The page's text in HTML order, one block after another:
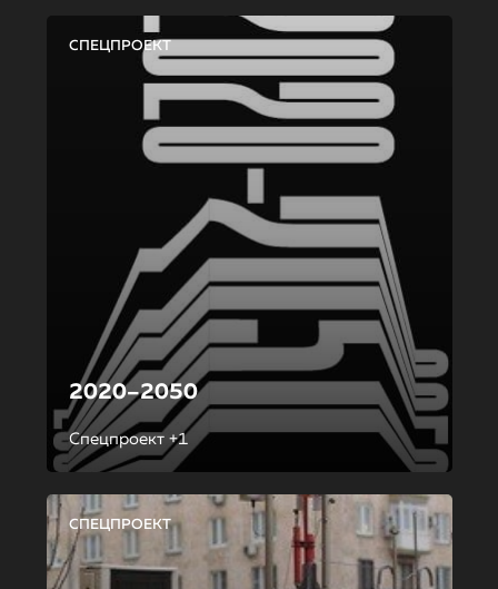
СПЕЦПРОЕКТ
2020–2050
Спецпроект +1
СПЕЦПРОЕКТ